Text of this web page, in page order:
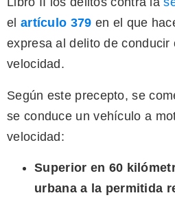
el artículo 379 en el que
expresa al delito de conducir
velocidad.
Según este precepto, se
se conduce un vehículo a
velocidad:
Superior en 60
urbana a la permitida